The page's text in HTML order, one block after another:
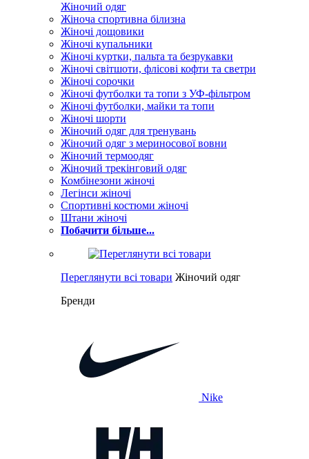
Жіночий одяг
Жіноча спортивна білизна
Жіночі дощовики
Жіночі купальники
Жіночі куртки, пальта та безрукавки
Жіночі світшоти, флісові кофти та светри
Жіночі сорочки
Жіночі футболки та топи з УФ-фільтром
Жіночі футболки, майки та топи
Жіночі шорти
Жіночий одяг для тренувань
Жіночий одяг з мериносової вовни
Жіночий термоодяг
Жіночий трекінговий одяг
Комбінезони жіночі
Легінси жіночі
Спортивні костюми жіночі
Штани жіночі
Побачити більше...
Переглянути всі товари Жіночий одяг
Бренди
Nike